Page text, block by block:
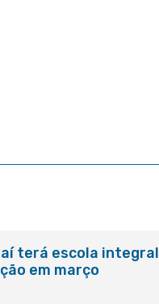
terá escola integral
em março